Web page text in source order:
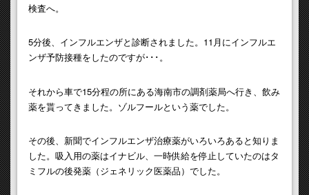
検査へ。
5分後、インフルエンザと診断されました。11月にインフルエ
ンザ予防接種をしたのですが･･･。
それから車で15分程の所にある海南市の調剤薬局へ行き、飲み
薬を貰ってきました。ゾルフールという薬でした。
その後、新聞でインフルエンザ治療薬がいろいろあると知りま
した。吸入用の薬はイナビル、一時供給を停止していたのはタ
ミフルの後発薬（ジェネリック医薬品）でした。